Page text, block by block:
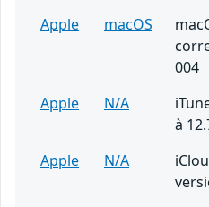
Apple
macOS
004
Apple
N/A
à
Apple
N/A